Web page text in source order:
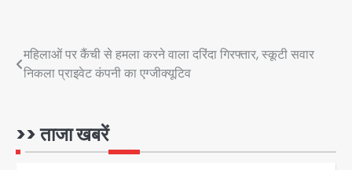
Post
navigation
महिलाओं पर कैंची से हमला करने वाला दरिंदा गिरफ्तार, स्कूटी सवार
निकला प्राइवेट कंपनी का एग्जीक्यूटिव
>> ताजा खबरें
5
Team JHJ
1